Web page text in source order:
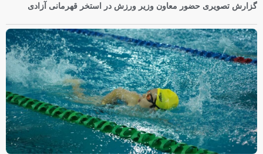
گزارش تصویری حضور معاون وزیر ورزش در استخر قهرمانی آزادی